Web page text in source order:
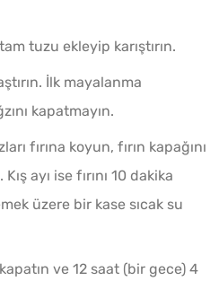
tuzu ekleyip karıştırın.
İlk mayalanma
kapatmayın.
fırına koyun, fırın kapağını
ayı ise fırını 10 dakika
üzere bir kase sıcak su
ve 12 saat (bir gece) 4